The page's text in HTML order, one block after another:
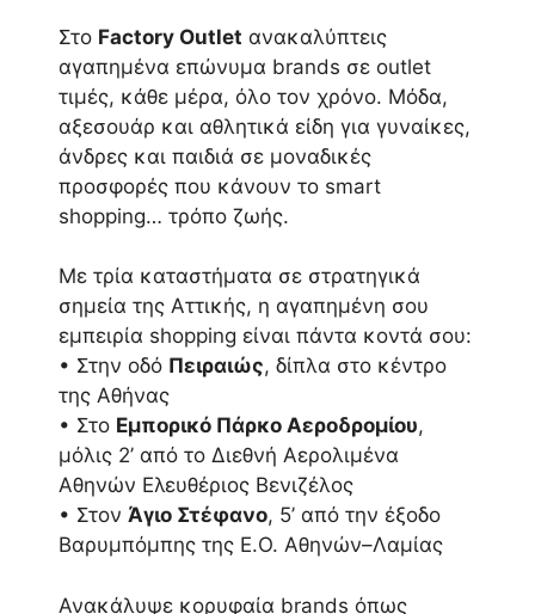
Στο Factory Outlet ανακαλύπτεις
αγαπημένα επώνυμα brands σε outlet
τιμές, κάθε μέρα, όλο τον χρόνο. Μόδα,
αξεσουάρ και αθλητικά είδη για γυναίκες,
άνδρες και παιδιά σε μοναδικές
προσφορές που κάνουν το smart
shopping… τρόπο ζωής.
Με τρία καταστήματα σε στρατηγικά
σημεία της Αττικής, η αγαπημένη σου
εμπειρία shopping είναι πάντα κοντά σου:
• Στην οδό Πειραιώς, δίπλα στο κέντρο
της Αθήνας
• Στο Εμπορικό Πάρκο Αεροδρομίου,
μόλις 2’ από το Διεθνή Αερολιμένα
Αθηνών Ελευθέριος Βενιζέλος
• Στον Άγιο Στέφανο, 5’ από την έξοδο
Βαρυμπόμπης της Ε.Ο. Αθηνών–Λαμίας
Ανακάλυψε κορυφαία brands όπως